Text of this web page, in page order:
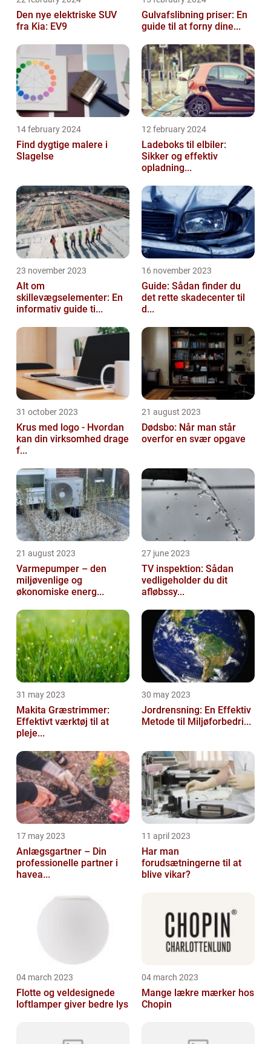
Den nye elektriske SUV
fra Kia: EV9
Gulvafslibning priser: En
guide til at forny dine...
14 february 2024
Find dygtige malere i
Slagelse
12 february 2024
Ladeboks til elbiler:
Sikker og effektiv
opladning...
23 november 2023
Alt om
skillevægselementer: En
informativ guide ti...
16 november 2023
Guide: Sådan finder du
det rette skadecenter til
d...
31 october 2023
Krus med logo - Hvordan
kan din virksomhed drage
f...
21 august 2023
Dødsbo: Når man står
overfor en svær opgave
21 august 2023
Varmepumper – den
miljøvenlige og
økonomiske energ...
27 june 2023
TV inspektion: Sådan
vedligeholder du dit
afløbssy...
31 may 2023
Makita Græstrimmer:
Effektivt værktøj til at
pleje...
30 may 2023
Jordrensning: En Effektiv
Metode til Miljøforbedri...
17 may 2023
Anlægsgartner – Din
professionelle partner i
havea...
11 april 2023
Har man
forudsætningerne til at
blive vikar?
04 march 2023
Flotte og veldesignede
loftlamper giver bedre lys
04 march 2023
Mange lækre mærker hos
Chopin